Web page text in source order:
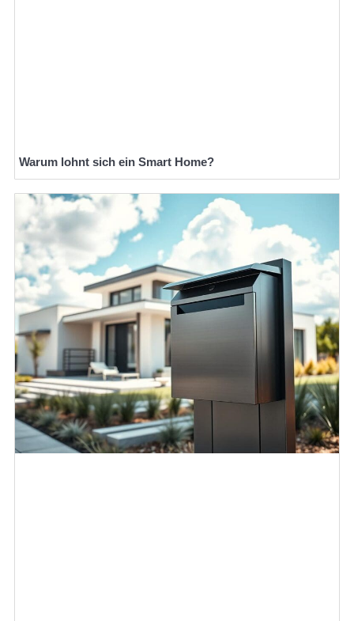
Warum lohnt sich ein Smart Home?